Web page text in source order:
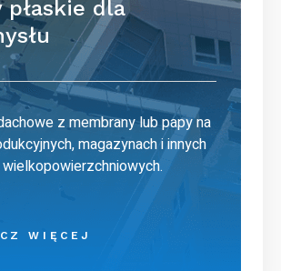
płaskie dla
z membrany lub papy na
magazynach i innych
WIĘCEJ